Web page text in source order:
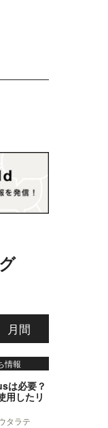
月間
情報
は必要？
用したリ
タラテ